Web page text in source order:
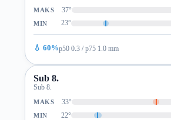
MAKS 37°
MIN 23°
💧 60%p50 0.3 / p75 1.0 mm
Sub 8.
Sub 8.
MAKS 33°
MIN 22°